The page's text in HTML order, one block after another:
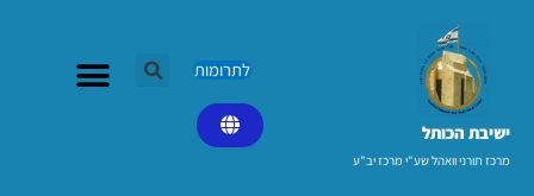
ישיבת הכותל​
מרכז תורני וואהל שע"י מרכז יב"ע
לתרומות